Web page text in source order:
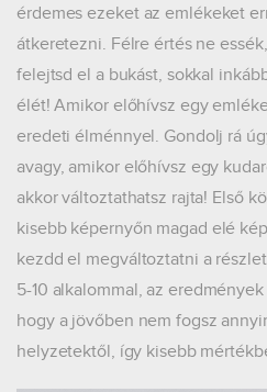
érdemes ezeket az emlékeket
átkeretezni. Félre értés ne
felejtsd el a bukást, sokkal
élét! Amikor előhívsz egy
eredeti élménnyel. Gondolj rá
avagy, amikor előhívsz egy
akkor változtathatsz rajta! Első
kisebb képernyőn magad elé
kezdd el megváltoztatni a
5-10 alkalommal, az
hogy a jövőben nem fogsz
helyzetektől, így kisebb